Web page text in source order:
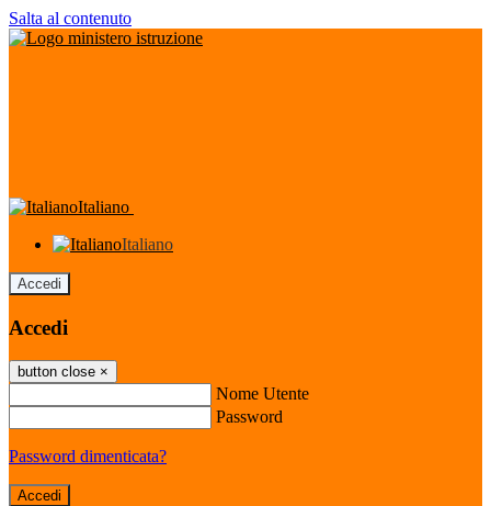
Salta al contenuto
Italiano
Italiano
Accedi
Accedi
button close ×
Nome Utente
Password
Password dimenticata?